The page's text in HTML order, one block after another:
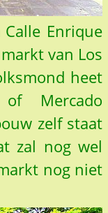
Enrique
van Los
heet
Mercado
zelf staat
zal nog wel
nog niet